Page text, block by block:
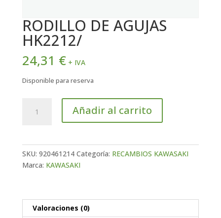
RODILLO DE AGUJAS
HK2212/
24,31 € + IVA
Disponible para reserva
Añadir al carrito
SKU: 920461214 Categoría: RECAMBIOS KAWASAKI
Marca: KAWASAKI
Valoraciones (0)